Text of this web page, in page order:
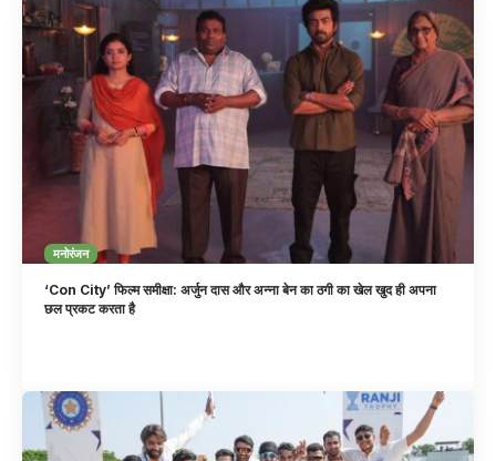
मनोरंजन
‘Con City’ फिल्म समीक्षा: अर्जुन दास और अन्ना बेन का ठगी का खेल खुद ही अपना
छल प्रकट करता है